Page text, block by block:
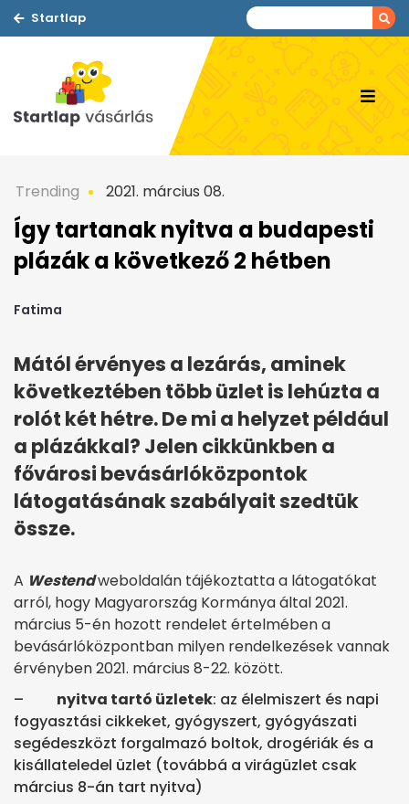
Startlap
Trending 2021. március 08.
Így tartanak nyitva a budapesti
plázák a következő 2 hétben
Fatima
Mától érvényes a lezárás, aminek
következtében több üzlet is lehúzta a
rolót két hétre. De mi a helyzet például
a plázákkal? Jelen cikkünkben a
fővárosi bevásárlóközpontok
látogatásának szabályait szedtük
össze.
A Westendweboldalán tájékoztatta a látogatókat
arról, hogy Magyarország Kormánya által 2021.
március 5-én hozott rendelet értelmében a
bevásárlóközpontban milyen rendelkezések vannak
érvényben 2021. március 8-22. között.
– nyitva tartó üzletek: az élelmiszert és napi
fogyasztási cikkeket, gyógyszert, gyógyászati
segédeszközt forgalmazó boltok, drogériák és a
kisállateledel üzlet (továbbá a virágüzlet csak
március 8-án tart nyitva)